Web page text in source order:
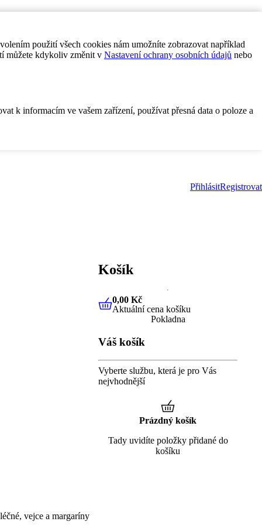
použití všech cookies nám umožníte zobrazovat například
můžete kdykoliv změnit v Nastavení ochrany osobních údajů nebo
k informacím ve vašem zařízení, používat přesná data o poloze a
PřihlásitRegistrovat
vejce a margaríny
Košík
0,00 KčAktuální cena košíku
0,00 Kč
Aktuální cena košíku
Pokladna
Váš košík
Vyberte službu, která je pro Vás
nejvhodnější
Prázdný košík
Tady uvidíte položky přidané do
košíku